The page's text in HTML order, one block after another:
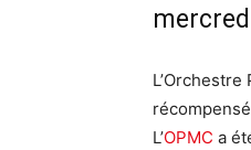
L’OPMC a